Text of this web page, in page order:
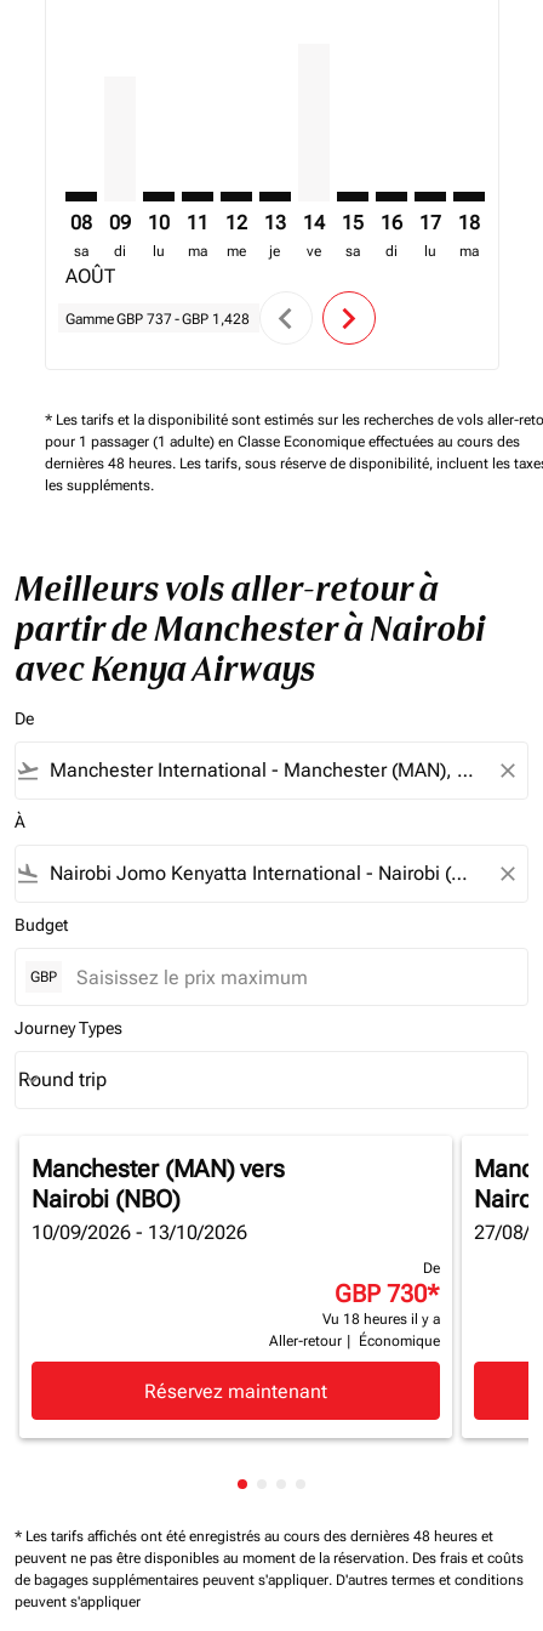
08
sa
AOÛT
09
di
10
lu
11
ma
12
me
13
je
14
ve
15
sa
16
di
17
lu
18
ma
GammeGBP 737 -GBP 1,428 chevron_left chevron_right
* Les tarifs et la disponibilité sont estimés sur les recherches de vols aller-
pour 1 passager (1 adulte) en Classe Economique effectuées au cours des
dernières 48 heures. Les tarifs, sous réserve de disponibilité, incluent les
les suppléments.
Meilleurs vols aller-retour à
partir de Manchester à Nairobi
avec Kenya Airways
De
flight_takeoff close
À
flight_land close
Budget
GBP
Journey Types
Journey Types option Round trip Selected
Round trip
keyboard_arrow_down
Manchester (MAN)vers
Nairobi (NBO)
10/09/2026 - 13/10/2026
De
GBP 730*
Vu 18 heures il y a
Aller-retour
Économique
Réservez maintenant
27/08/
Affichage de cmp-pagination-
* Les tarifs affichés ont été enregistrés au cours des dernières 48 heures et
peuvent ne pas être disponibles au moment de la réservation. Des frais et coûts
de bagages supplémentaires peuvent s'appliquer. D'autres termes et conditions
peuvent s'appliquer